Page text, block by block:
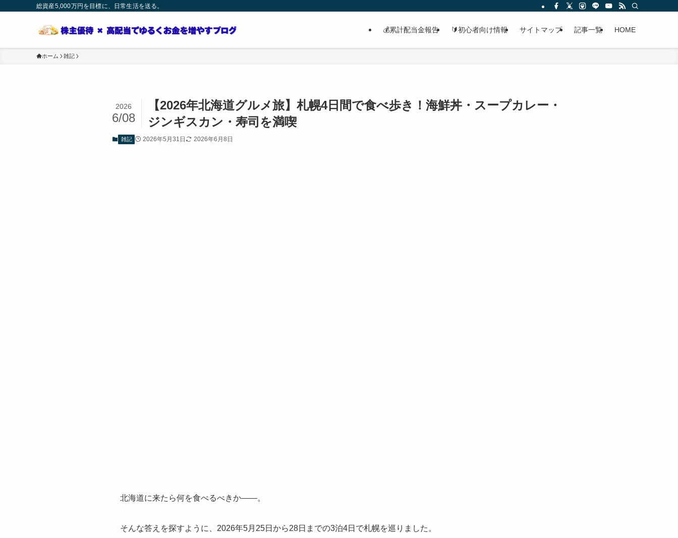
総資産5,000万円を目標に、日常生活を送る。
💰累計配当金報告 🔰初心者向け情報 サイトマップ 記事一覧 HOME
ホーム 雑記
【2026年北海道グルメ旅】札幌4日間で食べ歩き！海鮮丼・スープカレー・
ジンギスカン・寿司を満喫
2026
6/08
雑記 2026年5月31日 2026年6月8日
北海道に来たら何を食べるべきか——。
そんな答えを探すように、2026年5月25日から28日までの3泊4日で札幌を巡りました。